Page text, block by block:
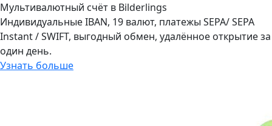
Мультивалютный счёт в Bilderlings
Индивидуальные IBAN, 19 валют, платежы SEPA/ SEPA
Instant / SWIFT, выгодный обмен, удалённое открытие за
один день.
Узнать больше